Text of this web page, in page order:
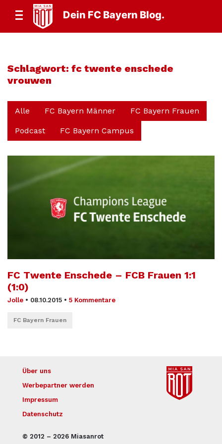
Dein FC Bayern Blog.
Schlagwort: fc twente enschede
vrouwen
Alle FC Bayern Männer FC Bayern Frauen
Podcast FC Bayern Campus
FC Twente Enschede – FCB Frauen 1:1
(1:0)
Jolle • 08.10.2015 • 5 Kommentare
FC Bayern Frauen
© 2012 – 2026 Miasanrot
Über uns
Werbepartner werden
Impressum
Datenschutz